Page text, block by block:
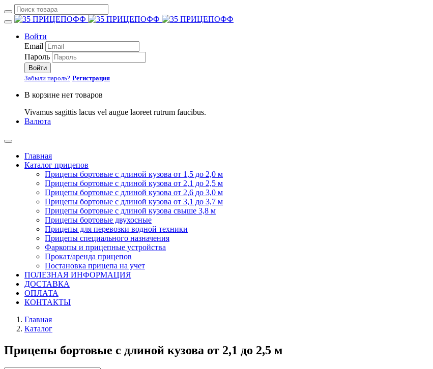
Войти
Email
Пароль
Войти
Забыли пароль? Регистрация
В корзине нет товаров
Vivamus sagittis lacus vel augue laoreet rutrum faucibus.
Валюта
Главная
Каталог прицепов
Прицепы бортовые с длиной кузова от 1,5 до 2,0 м
Прицепы бортовые с длиной кузова от 2,1 до 2,5 м
Прицепы бортовые с длиной кузова от 2,6 до 3,0 м
Прицепы бортовые с длиной кузова от 3,1 до 3,7 м
Прицепы бортовые с длиной кузова свыше 3,8 м
Прицепы бортовые двухосные
Прицепы для перевозки водной техники
Прицепы специального назначения
Фаркопы и прицепные устройства
Прокат/аренда прицепов
Постановка прицепа на учет
ПОЛЕЗНАЯ ИНФОРМАЦИЯ
ДОСТАВКА
ОПЛАТА
КОНТАКТЫ
Главная
Каталог
Прицепы бортовые с длиной кузова от 2,1 до 2,5 м